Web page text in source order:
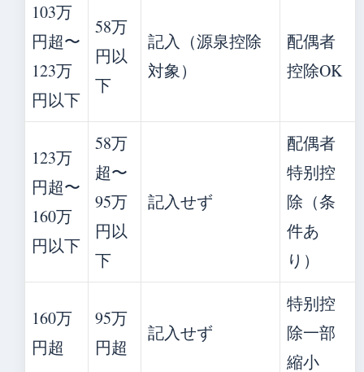
103万
円超〜
123万
円以下
58万
円以
下
記入（源泉控除
対象）
配偶者
控除OK
123万
円超〜
160万
円以下
58万
超〜
95万
円以
下
記入せず
配偶者
特别控
除（条
件あ
り）
160万
円超
95万
円超
記入せず
特别控
除一部
縮小